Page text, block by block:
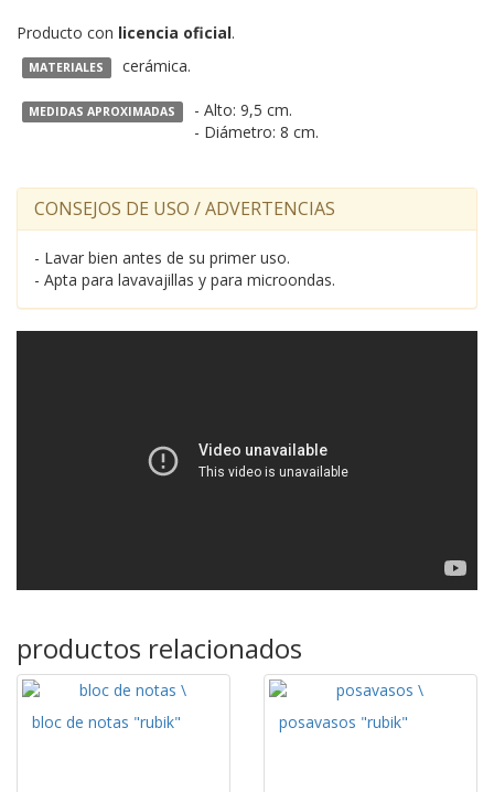
Producto con licencia oficial.
MATERIALES cerámica.
MEDIDAS APROXIMADAS
- Alto: 9,5 cm.
- Diámetro: 8 cm.
CONSEJOS DE USO / ADVERTENCIAS
- Lavar bien antes de su primer uso.
- Apta para lavavajillas y para microondas.
productos relacionados
bloc de notas "rubik" posavasos "rubik"